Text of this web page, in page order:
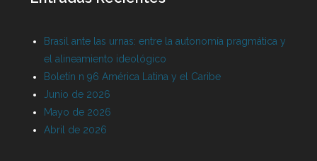
Brasil ante las urnas: entre la autonomía pragmática y
el alineamiento ideológico
Boletín n 96 América Latina y el Caribe
Junio de 2026
Mayo de 2026
Abril de 2026